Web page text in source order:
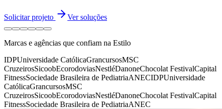
Solicitar projeto Ver soluções
Marcas e agências que confiam na Estilo
IDPUniversidade CatólicaGrancursosMSC
CruzeirosSicoobEcorodoviasNestléDanoneChocolat FestivalCapital
FitnessSociedade Brasileira de PediatriaANECIDPUniversidade
CatólicaGrancursosMSC
CruzeirosSicoobEcorodoviasNestléDanoneChocolat FestivalCapital
FitnessSociedade Brasileira de PediatriaANEC